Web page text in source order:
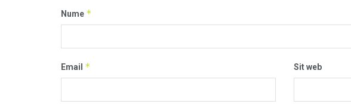
Nume *
Email * Sit web